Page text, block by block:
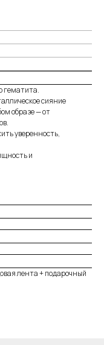
гематита.
сияние
образе — от
уверенность,
и
лента + подарочный